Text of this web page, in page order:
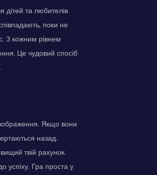
та любителів
поки не
З кожним рівнем
Це чудовий спосіб
Якщо вони
назад.
твій рахунок.
успіху. Гра проста у